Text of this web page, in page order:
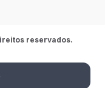
reservados.